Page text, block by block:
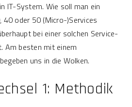
IT-System. Wie soll man ein
oder 50 (Micro-)Services
bei einer solchen Service-
Am besten mit einem
uns in die Wolken.
1: Methodik